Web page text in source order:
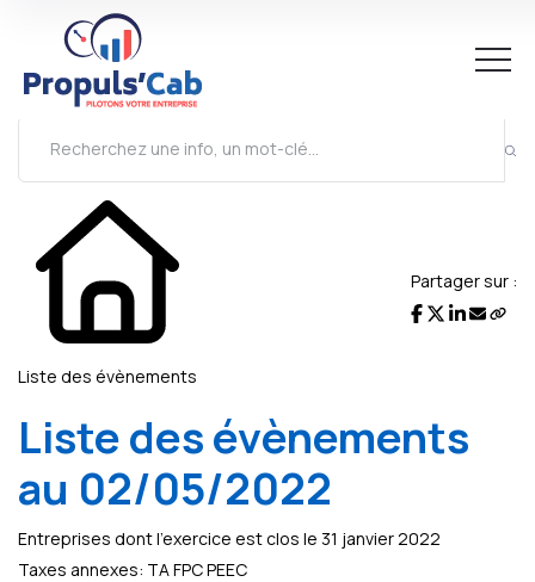
L'actualité du mois
Liste des évènements
Partager sur :
Liste des évènements
au 02/05/2022
Entreprises dont l'exercice est clos le 31 janvier 2022
Taxes annexes: TA FPC PEEC